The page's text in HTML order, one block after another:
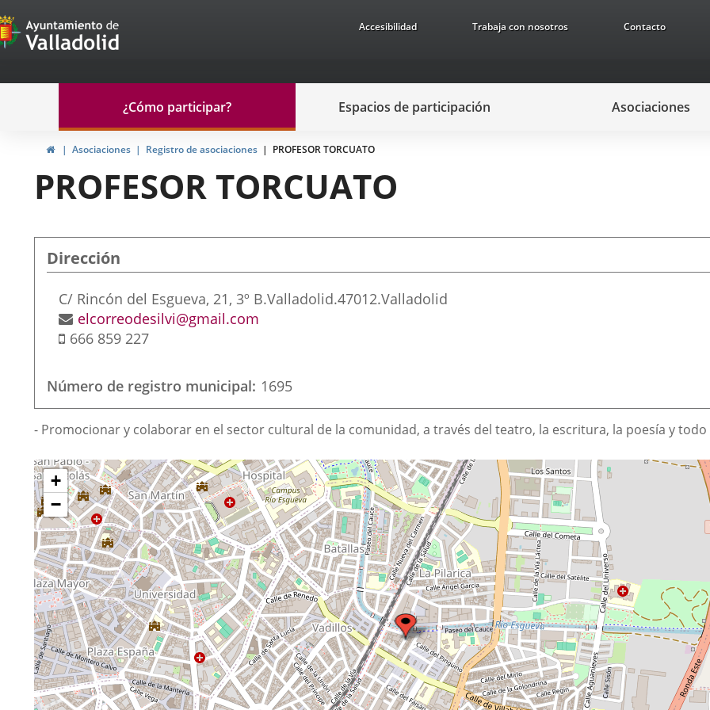
Portal
de
Participación
Accesibilidad Trabaja con nosotros Contacto
navegación
Participación
¿Cómo participar? Espacios de participación Asociaciones
InicioAsociaciones Registro de asociaciones PROFESOR TORCUATO
PROFESOR TORCUATO
Dirección
Dirección
postal
C/ Rincón del Esgueva, 21, 3º B.Valladolid.47012.Valladolid
Dirección
de
electrónico
elcorreodesilvi@gmail.com
Móvil
666 859 227
Número de registro municipal 1695
Finalidad
la
asociación
- Promocionar y colaborar en el sector cultural de la comunidad, a través del teatro, la escritura, la poesía y
¿Dónde
estamos?
Saltar
mapa
+
−